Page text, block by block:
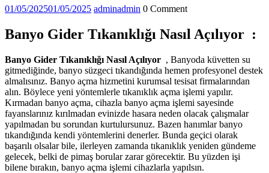
01/05/202501/05/2025 adminadmin 0 Comment
Banyo Gider Tıkanıklığı Nasıl Açılıyor :
Banyo Gider Tıkanıklığı Nasıl Açılıyor , Banyoda küvetten su
gitmediğinde, banyo süzgeci tıkandığında hemen profesyonel destek
almalısınız. Banyo açma hizmetini kurumsal tesisat firmalarından
alın. Böylece yeni yöntemlerle tıkanıklık açma işlemi yapılır.
Kırmadan banyo açma, cihazla banyo açma işlemi sayesinde
fayanslarınız kırılmadan evinizde hasara neden olacak çalışmalar
yapılmadan bu sorundan kurtulursunuz. Bazen hanımlar banyo
tıkandığında kendi yöntemlerini denerler. Bunda geçici olarak
başarılı olsalar bile, ilerleyen zamanda tıkanıklık yeniden gündeme
gelecek, belki de pimaş borular zarar görecektir. Bu yüzden işi
bilene bırakın, banyo açma işlemi cihazlarla yapılsın.